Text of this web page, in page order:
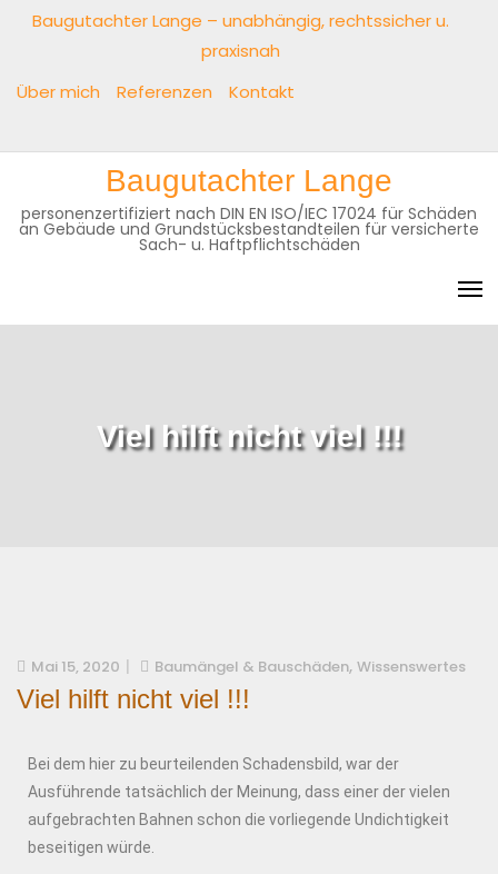
Baugutachter Lange – unabhängig, rechtssicher u.
praxisnah
Über mich
Referenzen Kontakt
Baugutachter Lange
personenzertifiziert nach DIN EN ISO/IEC 17024 für Schäden
an Gebäude und Grundstücksbestandteilen für versicherte
Sach- u. Haftpflichtschäden
Viel hilft nicht viel !!!
Mai 15, 2020 Baumängel & Bauschäden, Wissenswertes
Viel hilft nicht viel !!!
Bei dem hier zu beurteilenden Schadensbild, war der
Ausführende tatsächlich der Meinung, dass einer der vielen
aufgebrachten Bahnen schon die vorliegende Undichtigkeit
beseitigen würde.